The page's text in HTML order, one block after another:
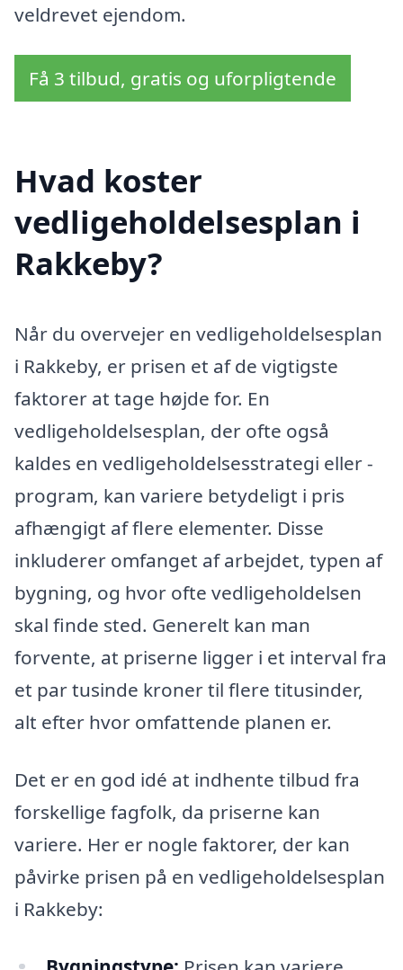
veldrevet ejendom.
Få 3 tilbud, gratis og uforpligtende
Hvad koster
vedligeholdelsesplan i
Rakkeby?
Når du overvejer en vedligeholdelsesplan
i Rakkeby, er prisen et af de vigtigste
faktorer at tage højde for. En
vedligeholdelsesplan, der ofte også
kaldes en vedligeholdelsesstrategi eller -
program, kan variere betydeligt i pris
afhængigt af flere elementer. Disse
inkluderer omfanget af arbejdet, typen af
bygning, og hvor ofte vedligeholdelsen
skal finde sted. Generelt kan man
forvente, at priserne ligger i et interval fra
et par tusinde kroner til flere titusinder,
alt efter hvor omfattende planen er.
Det er en god idé at indhente tilbud fra
forskellige fagfolk, da priserne kan
variere. Her er nogle faktorer, der kan
påvirke prisen på en vedligeholdelsesplan
i Rakkeby: